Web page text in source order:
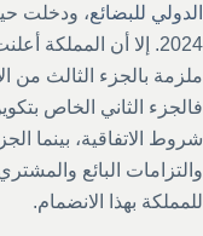
الدولي للبضائع
ملزمة بالجزء الثالث من
فالجزء الثاني الخاص
شروط الاتفاقية، بينما
والتزامات البائع
للمملكة بهذا الانضمام.